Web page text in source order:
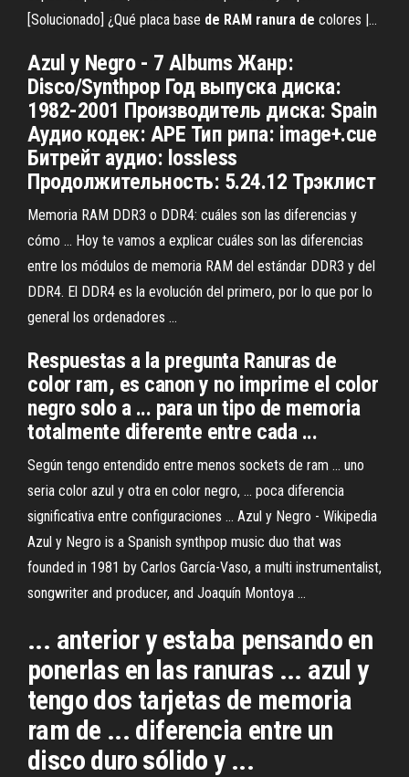
[Solucionado] ¿Qué placa base de RAM ranura de colores |…
Azul y Negro - 7 Albums Жанр:
Disco/Synthpop Год выпуска диска:
1982-2001 Производитель диска: Spain
Аудио кодек: APE Тип рипа: image+.cue
Битрейт аудио: lossless
Продолжительность: 5.24.12 Трэклист
Memoria RAM DDR3 o DDR4: cuáles son las diferencias y
cómo ... Hoy te vamos a explicar cuáles son las diferencias
entre los módulos de memoria RAM del estándar DDR3 y del
DDR4. El DDR4 es la evolución del primero, por lo que por lo
general los ordenadores ...
Respuestas a la pregunta Ranuras de
color ram, es canon y no imprime el color
negro solo a ... para un tipo de memoria
totalmente diferente entre cada ...
Según tengo entendido entre menos sockets de ram ... uno
seria color azul y otra en color negro, ... poca diferencia
significativa entre configuraciones ... Azul y Negro - Wikipedia
Azul y Negro is a Spanish synthpop music duo that was
founded in 1981 by Carlos García-Vaso, a multi instrumentalist,
songwriter and producer, and Joaquín Montoya ...
... anterior y estaba pensando en
ponerlas en las ranuras ... azul y
tengo dos tarjetas de memoria
ram de ... diferencia entre un
disco duro sólido y ...